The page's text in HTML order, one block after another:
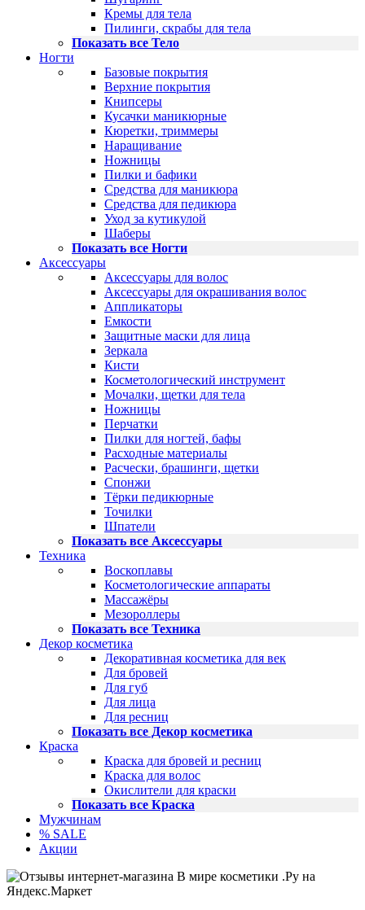
Кремы для тела
Пилинги, скрабы для тела
Показать все Тело
Ногти
Базовые покрытия
Верхние покрытия
Книпсеры
Кусачки маникюрные
Кюретки, триммеры
Наращивание
Ножницы
Пилки и бафики
Средства для маникюра
Средства для педикюра
Уход за кутикулой
Шаберы
Показать все Ногти
Аксессуары
Аксессуары для волос
Аксессуары для окрашивания волос
Аппликаторы
Емкости
Защитные маски для лица
Зеркала
Кисти
Косметологический инструмент
Мочалки, щетки для тела
Ножницы
Перчатки
Пилки для ногтей, бафы
Расходные материалы
Расчески, брашинги, щетки
Спонжи
Тёрки педикюрные
Точилки
Шпатели
Показать все Аксессуары
Техника
Воскоплавы
Косметологические аппараты
Массажёры
Мезороллеры
Показать все Техника
Декор косметика
Декоративная косметика для век
Для бровей
Для губ
Для лица
Для ресниц
Показать все Декор косметика
Краска
Краска для бровей и ресниц
Краска для волос
Окислители для краски
Показать все Краска
Мужчинам
% SALE
Акции